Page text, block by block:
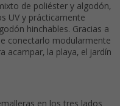
de poliéster y algodón,
UV y prácticamente
hinchables. Gracias a
conectarlo modularmente
acampar, la playa, el jardín
en los tres lados